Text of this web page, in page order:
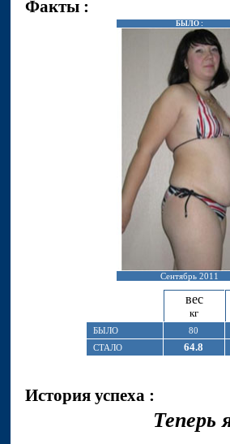
Факты :
БЫЛО :
Сентябрь 2011
вес
кг
БЫЛО
80
СТАЛО
64.8
История успеха :
Теперь